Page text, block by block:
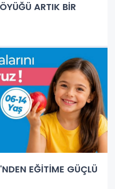
ARTIK BİR
EĞİTİME GÜÇLÜ